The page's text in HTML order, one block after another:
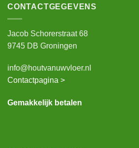
CONTACTGEGEVENS
Jacob Schorerstraat 68
9745 DB Groningen
info@houtvanuwvloer.nl
Contactpagina >
Gemakkelijk betalen